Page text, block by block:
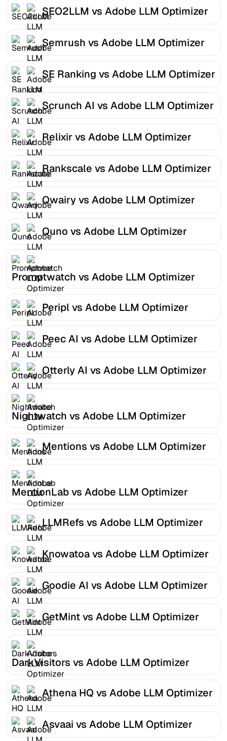
SEO2LLM vs Adobe LLM Optimizer
Semrush vs Adobe LLM Optimizer
SE Ranking vs Adobe LLM Optimizer
Scrunch AI vs Adobe LLM Optimizer
Relixir vs Adobe LLM Optimizer
Rankscale vs Adobe LLM Optimizer
Qwairy vs Adobe LLM Optimizer
Quno vs Adobe LLM Optimizer
Promptwatch vs Adobe LLM Optimizer
Peripl vs Adobe LLM Optimizer
Peec AI vs Adobe LLM Optimizer
Otterly AI vs Adobe LLM Optimizer
Nightwatch vs Adobe LLM Optimizer
Mentions vs Adobe LLM Optimizer
MentionLab vs Adobe LLM Optimizer
LLMRefs vs Adobe LLM Optimizer
Knowatoa vs Adobe LLM Optimizer
Goodie AI vs Adobe LLM Optimizer
GetMint vs Adobe LLM Optimizer
DarkVisitors vs Adobe LLM Optimizer
Athena HQ vs Adobe LLM Optimizer
Asvaai vs Adobe LLM Optimizer